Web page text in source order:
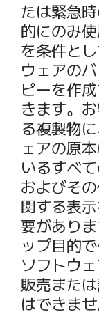
たは緊急
的にのみ
を条件と
ウェアの
ピーを作
きます。
る複製物
ェアの原
いるすべ
およびそ
関する表
要があり
ップ目的
ソフトウ
販売また
はできませ